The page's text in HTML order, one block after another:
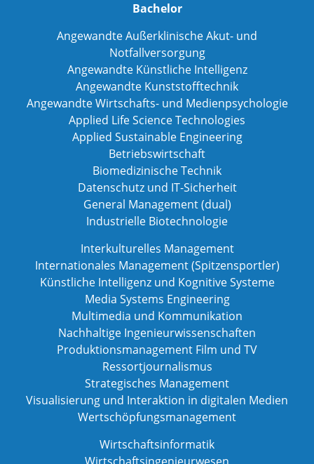
Bachelor
Angewandte Außerklinische Akut- und
Notfallversorgung
Angewandte Künstliche Intelligenz
Angewandte Kunststofftechnik
Angewandte Wirtschafts- und Medienpsychologie
Applied Life Science Technologies
Applied Sustainable Engineering
Betriebswirtschaft
Biomedizinische Technik
Datenschutz und IT-Sicherheit
General Management (dual)
Industrielle Biotechnologie
Interkulturelles Management
Internationales Management (Spitzensportler)
Künstliche Intelligenz und Kognitive Systeme
Media Systems Engineering
Multimedia und Kommunikation
Nachhaltige Ingenieurwissenschaften
Produktionsmanagement Film und TV
Ressortjournalismus
Strategisches Management
Visualisierung und Interaktion in digitalen Medien
Wertschöpfungsmanagement
Wirtschaftsinformatik